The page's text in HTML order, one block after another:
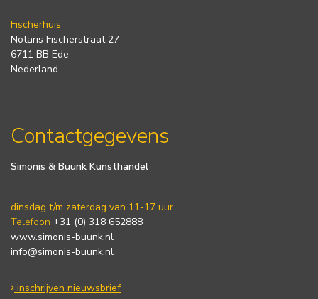
Fischerhuis
Notaris Fischerstraat 27
6711 BB Ede
Nederland
Contactgegevens
Simonis & Buunk Kunsthandel
dinsdag t/m zaterdag van 11-17 uur.
Telefoon +31 (0) 318 652888
www.simonis-buunk.nl
info@simonis-buunk.nl
inschrijven nieuwsbrief